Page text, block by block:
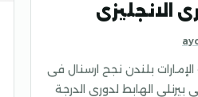
الانجليزى
بلندن نجح ارسنال فى
الهابط لدورى الدرجة